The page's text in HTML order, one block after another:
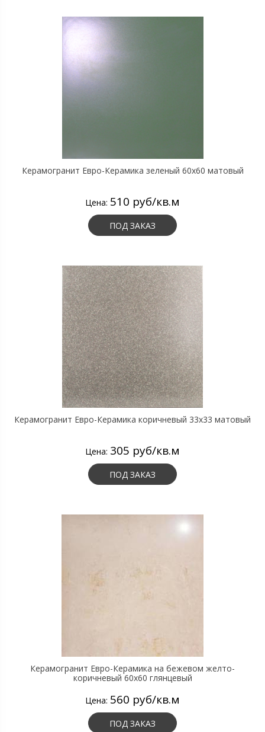
Керамогранит Евро-Керамика зеленый 60х60 матовый
Цена: 510 руб/кв.м
ПОД ЗАКАЗ
Керамогранит Евро-Керамика коричневый 33х33 матовый
Цена: 305 руб/кв.м
ПОД ЗАКАЗ
Керамогранит Евро-Керамика на бежевом желто-
коричневый 60х60 глянцевый
Цена: 560 руб/кв.м
ПОД ЗАКАЗ